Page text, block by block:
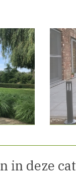
in deze